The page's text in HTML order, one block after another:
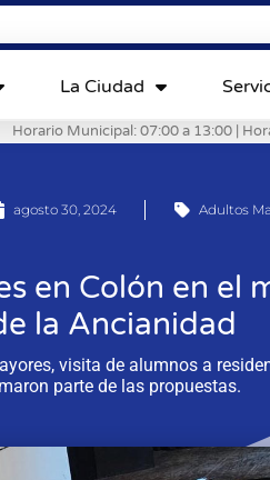
La Ciudad
Horario Municipal: 07:00 a 13:00 |
agosto 30, 2024 Adultos
en Colón en el
la Ancianidad
visita de alumnos a
parte de las propuestas.